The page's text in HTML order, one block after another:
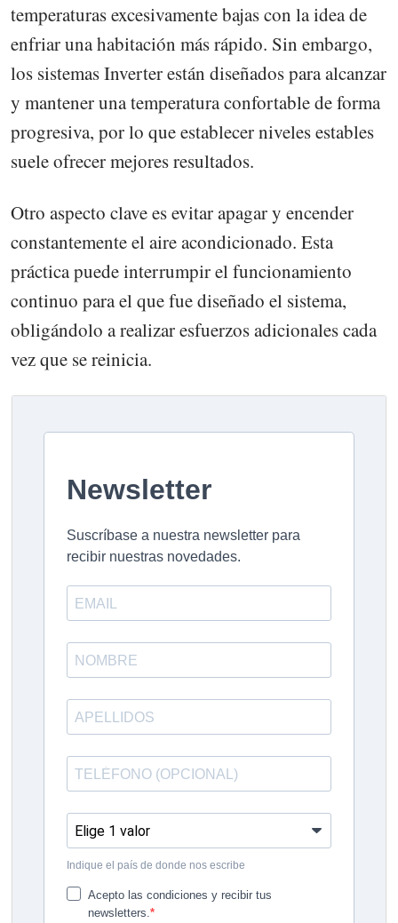
temperaturas excesivamente bajas con la idea de
enfriar una habitación más rápido. Sin embargo,
los sistemas Inverter están diseñados para alcanzar
y mantener una temperatura confortable de forma
progresiva, por lo que establecer niveles estables
suele ofrecer mejores resultados.
Otro aspecto clave es evitar apagar y encender
constantemente el aire acondicionado. Esta
práctica puede interrumpir el funcionamiento
continuo para el que fue diseñado el sistema,
obligándolo a realizar esfuerzos adicionales cada
vez que se reinicia.